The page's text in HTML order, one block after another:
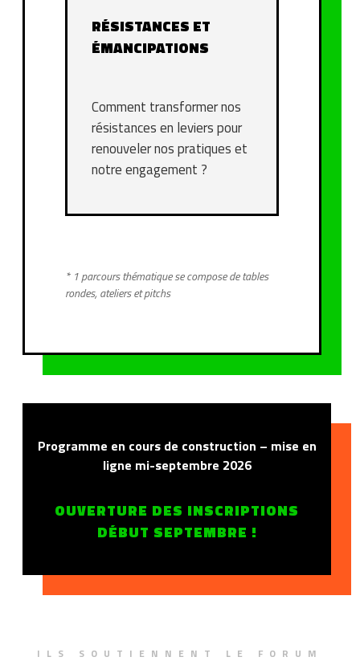
RÉSISTANCES ET
ÉMANCIPATIONS
Comment transformer nos
résistances en leviers pour
renouveler nos pratiques et
notre engagement ?
* 1 parcours thématique se compose de tables
rondes, ateliers et pitchs
Programme en cours de construction – mise en
ligne mi-septembre 2026
OUVERTURE DES INSCRIPTIONS
DÉBUT SEPTEMBRE !
ILS SOUTIENNENT LE FORUM